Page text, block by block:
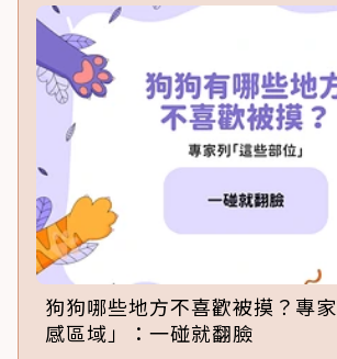
狗狗哪些地方不喜歡被摸？專
感區域」：一碰就翻臉